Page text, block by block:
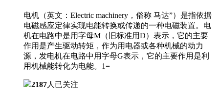
电机（英文：Electric machinery，俗称 马达”）是指依据
电磁感应定律实现电能转换或传递的一种电磁装置。电
机在电路中是用字母M（旧标准用D）表示，它的主要
作用是产生驱动转矩，作为用电器或各种机械的动力
源，发电机在电路中用字母G表示，它的主要作用是利
用机械能转化为电能。1=
2187人已关注